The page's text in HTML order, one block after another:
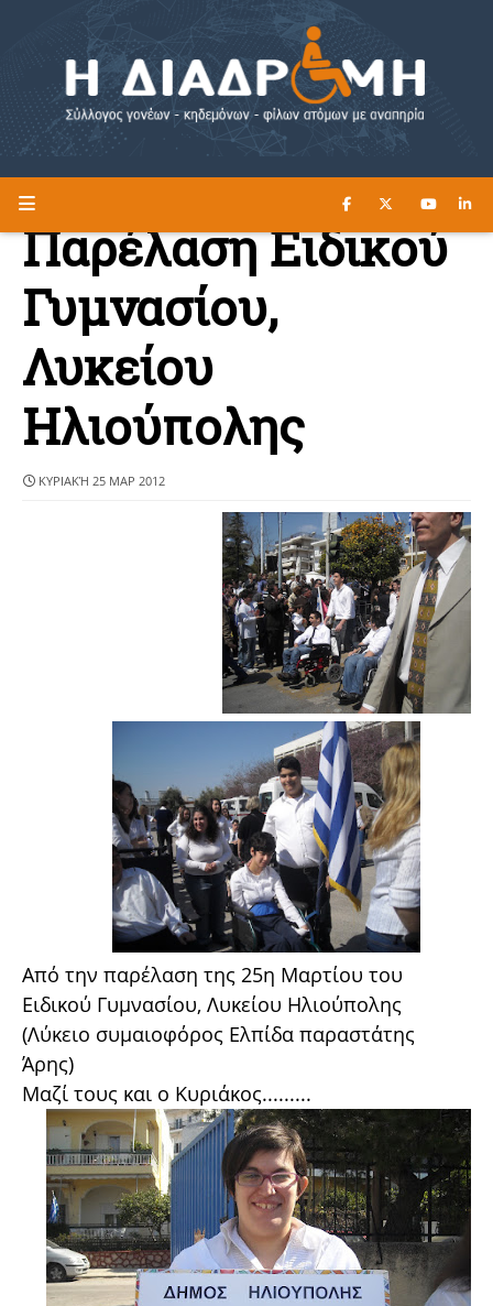
Η ΔΙΑΔΡΟΜΗ ΔΙΑΒΑΣΤΕ ΕΔΩ ►
Παρέλαση Ειδικού
Γυμνασίου,
Λυκείου
Ηλιούπολης
ΚΥΡΙΑΚΉ 25 ΜΑΡ 2012
Από την παρέλαση της 25η Μαρτίου του
Ειδικού Γυμνασίου, Λυκείου Ηλιούπολης
(Λύκειο συμαιοφόρο​ς Ελπίδα παραστάτης
Άρης)
Μαζί τους και ο Κυριάκος.........